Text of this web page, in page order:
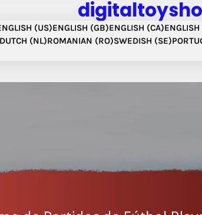
(US)ENGLISH (GB)ENGLISH (CA)
DUTCH (NL)ROMANIAN (RO)SWEDISH (SE)